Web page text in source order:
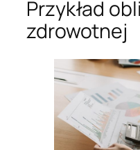
Przykład
zdrowotnej